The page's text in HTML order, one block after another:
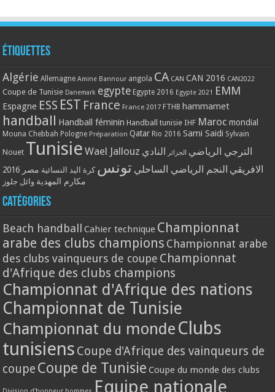
Étiquettes
Algérie Allemagne Amine Bannour angola CA CAN CAN 2016 CAN2022
Coupe de Tunisie Danemark egypte Egypte 2016 Egypte 2021 EMM
Espagne ESS EST France France 2017 FTHB hammamet
handball Handball féminin Handball tunisie IHF Maroc mondial
Mouna Chebbah Pologne Préparation Qatar Rio 2016 Sami Saidi Sylvain
Nouet Tunisie Wael Jallouz الترجي الرياضي الجزائر النادي
الافريقي النجم الرياضي الساحلي تونس كرة اليد النسائية مصر 2016
مكارم المهدية وائل جلوز
Catégories
Beach handball Cahier technique Championnat
arabe des clubs champions Championnat arabe
des clubs vainqueurs de coupe Championnat
d'Afrique des clubs champions
Championnat d'Afrique des nations
Championnat de Tunisie
Championnat du monde Clubs
tunisiens Coupe d'Afrique des vainqueurs de
coupe Coupe de Tunisie Coupe du monde des clubs
Equipe nationale